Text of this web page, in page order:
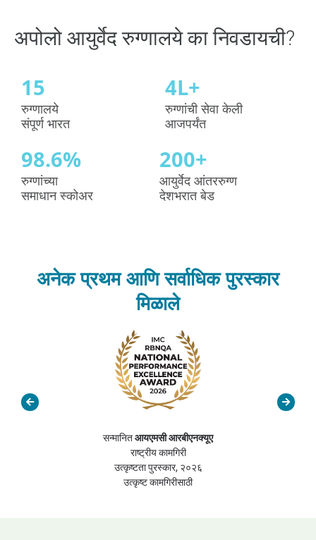
अपोलो आयुर्वेद रुग्णालये का निवडायची?
रुग्णालये
संपूर्ण भारत
15
रुग्णांची सेवा केली
आजपर्यंत
4L+
रुग्णांच्या
समाधान स्कोअर
98.6%
आयुर्वेद आंतररुग्ण
देशभरात बेड
200+
अनेक प्रथम आणि सर्वाधिक पुरस्कार
मिळाले
सन्मानितआयएमसी आरबीएनक्यूए
राष्ट्रीय कामगिरी
उत्कृष्टता पुरस्कार, २०२६
उत्कृष्ट कामगिरीसाठी